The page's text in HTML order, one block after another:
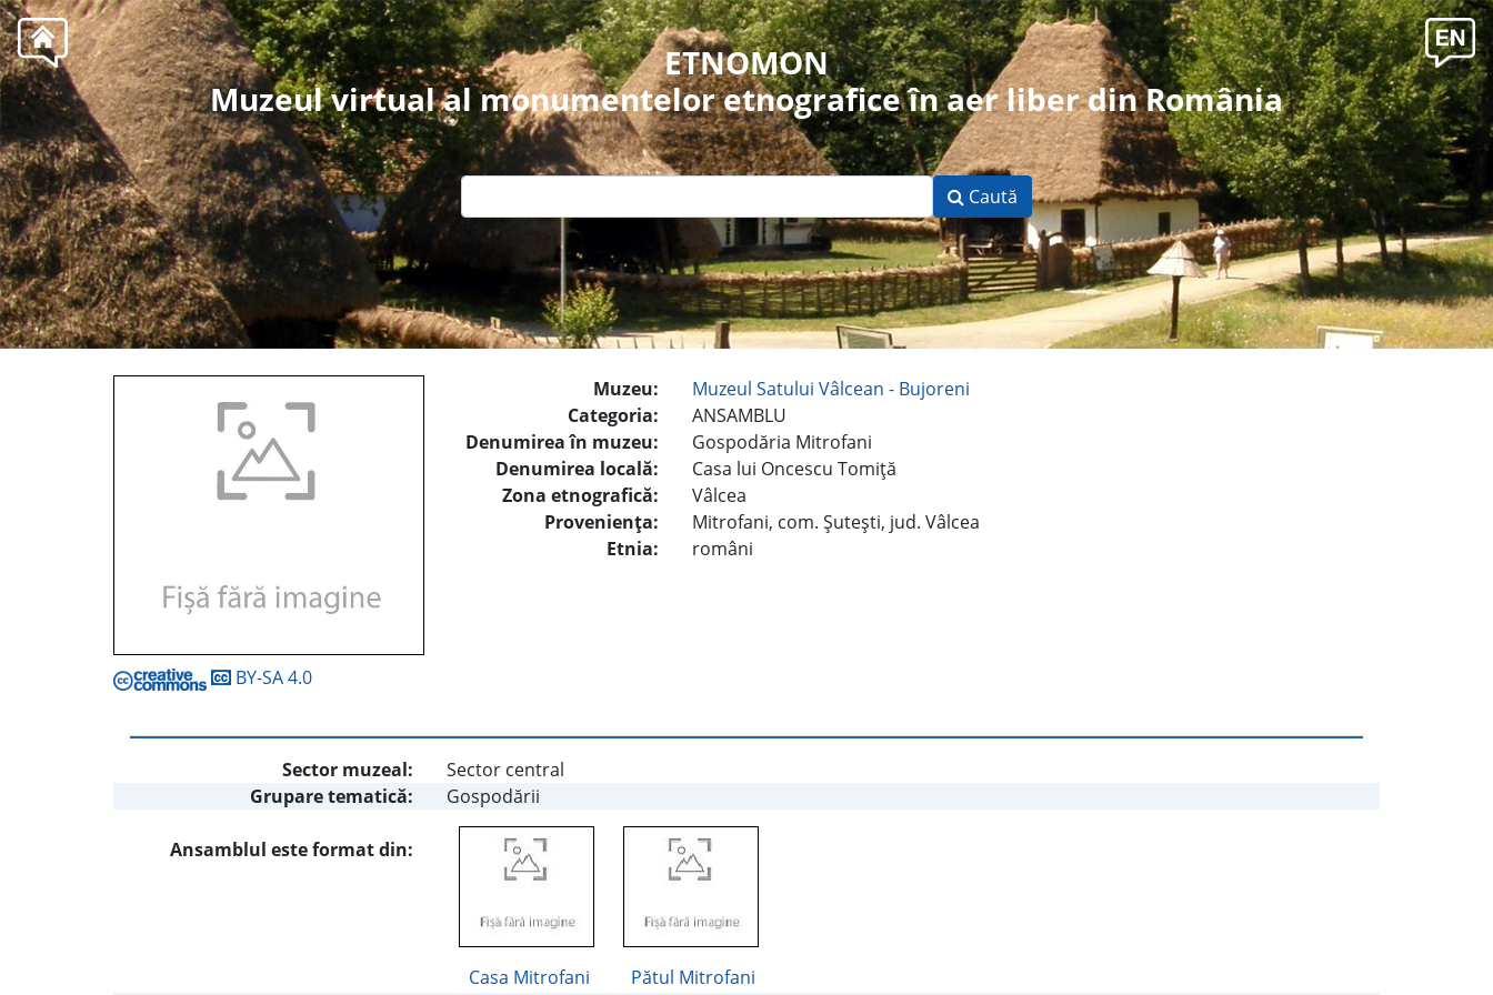
ETNOMON
Muzeul virtual al monumentelor etnografice în aer liber din România
Caută
BY-SA 4.0
Muzeu:
Muzeul Satului Vâlcean - Bujoreni
Categoria:
ANSAMBLU
Denumirea în muzeu:
Gospodăria Mitrofani
Denumirea locală:
Casa lui Oncescu Tomiţă
Zona etnografică:
Vâlcea
Provenienţa:
Mitrofani, com. Şuteşti, jud. Vâlcea
Etnia:
români
Sector muzeal:
Sector central
Grupare tematică:
Gospodării
Ansamblul este format din:
Casa Mitrofani
Pătul Mitrofani